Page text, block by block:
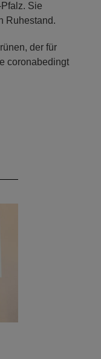
Sie
Ruhestand.
der für
coronabedingt